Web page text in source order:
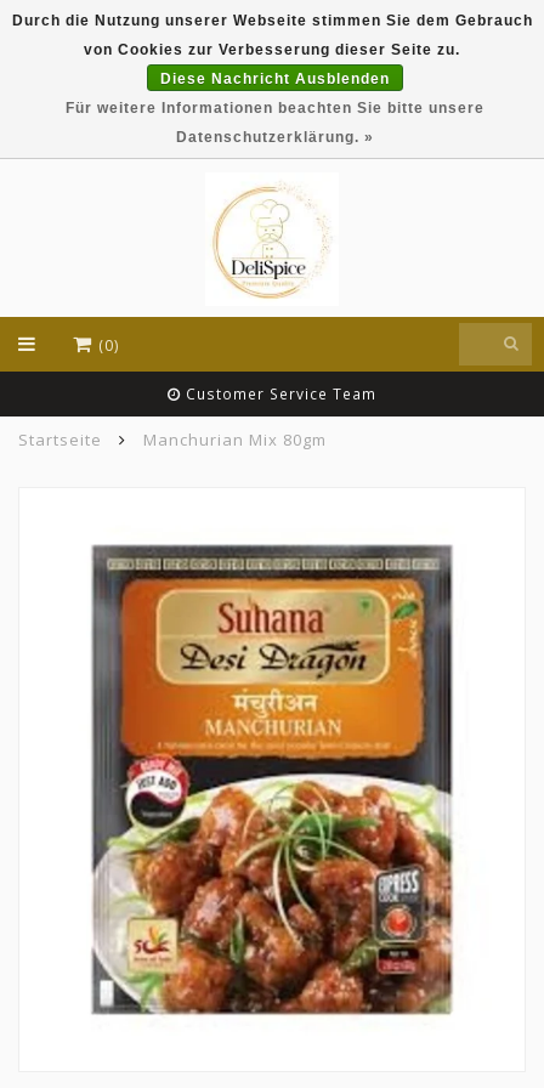
DeliSpice is your online Indian grocery shop with
exclusive brands like Daawat, Suhana, DeliSpice
and many more !!!
(0)
Customer Service Team
Startseite Manchurian Mix 80gm
Durch die Nutzung unserer Webseite stimmen Sie dem Gebrauch
von Cookies zur Verbesserung dieser Seite zu.
Diese Nachricht Ausblenden
Für weitere Informationen beachten Sie bitte unsere
Datenschutzerklärung. »